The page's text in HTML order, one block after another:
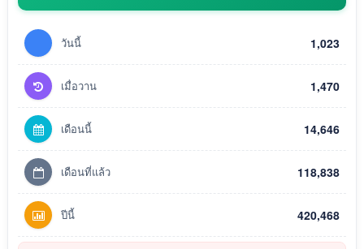
วันนี้ 1,023
เมื่อวาน 1,470
เดือนนี้ 14,646
เดือนที่แล้ว 118,838
ปีนี้ 420,468